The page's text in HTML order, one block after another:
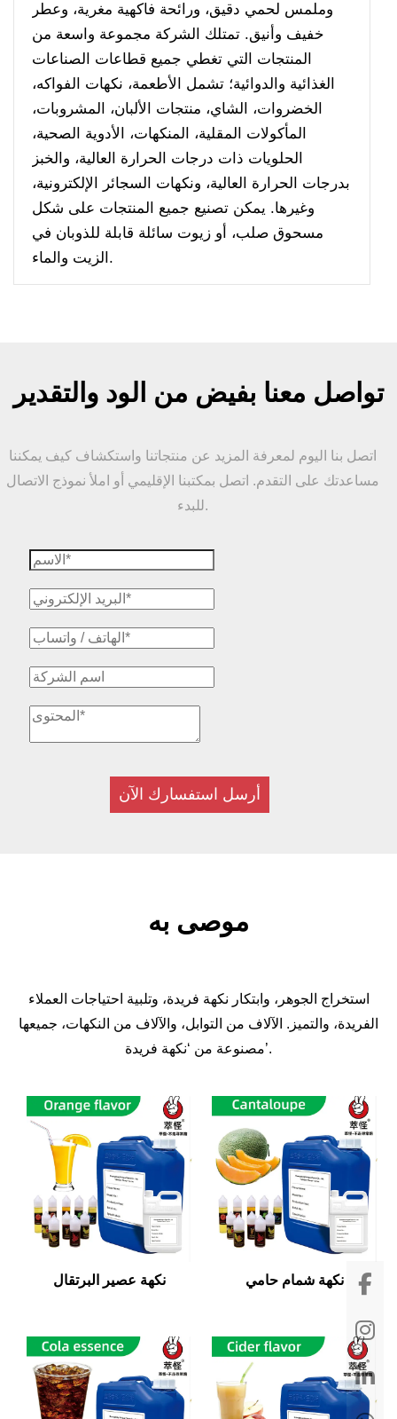
وملمس لحمي دقيق، ورائحة فاكهية مغرية، وعطر
خفيف وأنيق. تمتلك الشركة مجموعة واسعة من
المنتجات التي تغطي جميع قطاعات الصناعات
الغذائية والدوائية؛ تشمل الأطعمة، نكهات الفواكه،
الخضروات، الشاي، منتجات الألبان، المشروبات،
المأكولات المقلية، المنكهات، الأدوية الصحية،
الحلويات ذات درجات الحرارة العالية، والخبز
بدرجات الحرارة العالية، ونكهات السجائر الإلكترونية،
وغيرها. يمكن تصنيع جميع المنتجات على شكل
مسحوق صلب، أو زيوت سائلة قابلة للذوبان في
الزيت والماء.
تواصل معنا بفيض من الود والتقدير
اتصل بنا اليوم لمعرفة المزيد عن منتجاتنا واستكشاف كيف يمكننا
مساعدتك على التقدم. اتصل بمكتبنا الإقليمي أو املأ نموذج الاتصال
للبدء.
أرسل استفسارك الآن
موصى به
استخراج الجوهر، وابتكار نكهة فريدة، وتلبية احتياجات العملاء
الفريدة، والتميز. الآلاف من التوابل، والآلاف من النكهات، جميعها
مصنوعة من ‘نكهة فريدة’.
نكهة عصير البرتقال نكهة شمام حامي